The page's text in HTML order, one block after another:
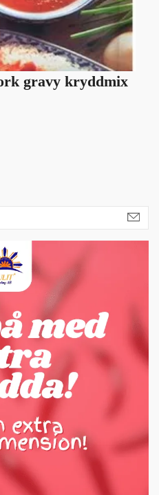
gravy kryddmix